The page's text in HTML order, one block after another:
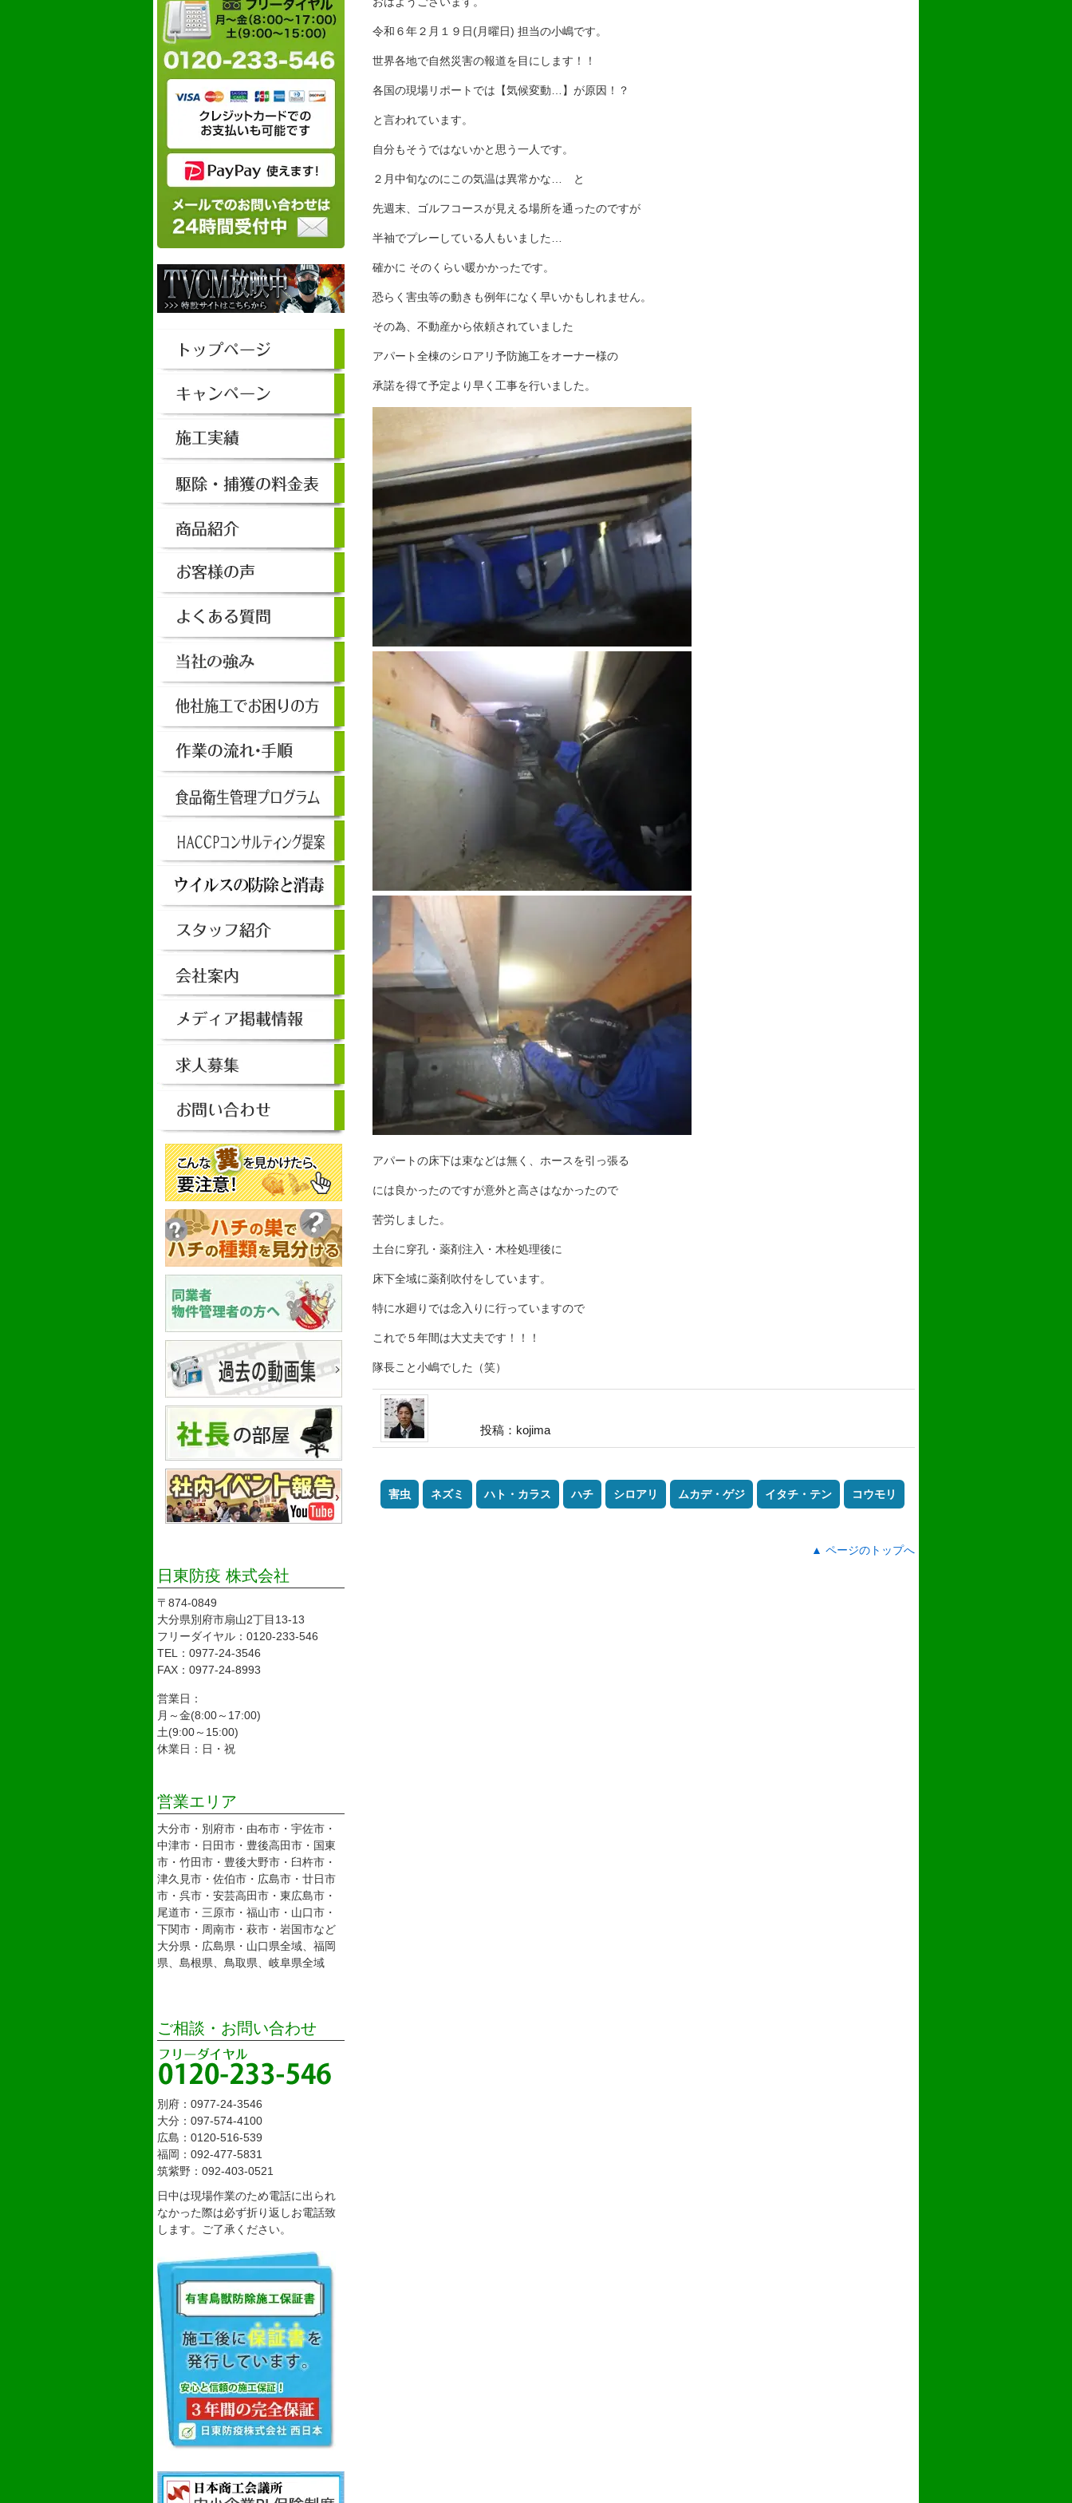
令和６年２月１９日(月曜日) 担当の小嶋です。
世界各地で自然災害の報道を目にします！！
各国の現場リポートでは【気候変動…】が原因！？
と言われています。
自分もそうではないかと思う一人です。
２月中旬なのにこの気温は異常かな… と
先週末、ゴルフコースが見える場所を通ったのですが
半袖でプレーしている人もいました…
確かに そのくらい暖かかったです。
恐らく害虫等の動きも例年になく早いかもしれません。
その為、不動産から依頼されていました
アパート全棟のシロアリ予防施工をオーナー様の
承諾を得て予定より早く工事を行いました。
アパートの床下は束などは無く、ホースを引っ張る
には良かったのですが意外と高さはなかったので
苦労しました。
土台に穿孔・薬剤注入・木栓処理後に
床下全域に薬剤吹付をしています。
特に水廻りでは念入りに行っていますので
これで５年間は大丈夫です！！！
隊長こと小嶋でした（笑）
投稿：kojima
害虫 ネズミ ハト・カラス ハチ シロアリ ムカデ・ゲジ イタチ・テン コウモリ
▲ ページのトップへ
日東防疫 株式会社
〒874-0849
大分県別府市扇山2丁目13-13
フリーダイヤル：0120-233-546
TEL：0977-24-3546
FAX：0977-24-8993
営業日：
月～金(8:00～17:00)
土(9:00～15:00)
休業日：日・祝
営業エリア
大分市・別府市・由布市・宇佐市・
中津市・日田市・豊後高田市・国東
市・竹田市・豊後大野市・臼杵市・
津久見市・佐伯市・広島市・廿日市
市・呉市・安芸高田市・東広島市・
尾道市・三原市・福山市・山口市・
下関市・周南市・萩市・岩国市など
大分県・広島県・山口県全域、福岡
県、島根県、鳥取県、岐阜県全域
ご相談・お問い合わせ
別府：0977-24-3546
大分：097-574-4100
広島：0120-516-539
福岡：092-477-5831
筑紫野：092-403-0521
日中は現場作業のため電話に出られ
なかった際は必ず折り返しお電話致
します。ご了承ください。